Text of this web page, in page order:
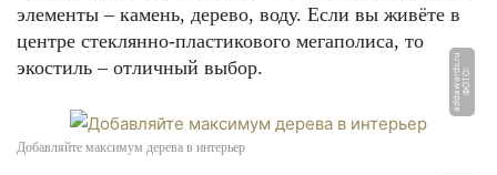
элементы – камень, дерево, воду. Если вы живёте в
центре стеклянно-пластикового мегаполиса, то
экостиль – отличный выбор.
Ф
О
Т
О:
a
d
d
a
w
a
r
d
s.
r
u
Добавляйте максимум дерева в интерьер